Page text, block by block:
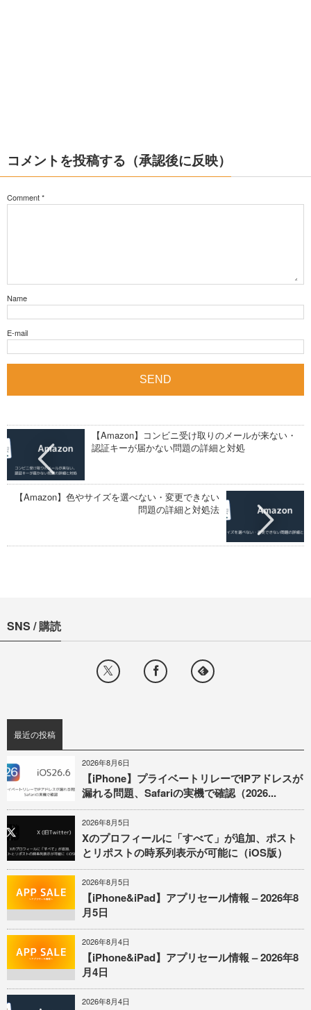
コメントを投稿する（承認後に反映）
Comment*
Name
E-mail
【Amazon】コンビニ受け取りのメールが来ない・
認証キーが届かない問題の詳細と対処
【Amazon】色やサイズを選べない・変更できない
問題の詳細と対処法
SNS / 購読
最近の投稿
2026年8月6日
【iPhone】プライベートリレーでIPアドレスが
漏れる問題、Safariの実機で確認（2026...
2026年8月5日
Xのプロフィールに「すべて」が追加、ポスト
とリポストの時系列表示が可能に（iOS版）
2026年8月5日
【iPhone&iPad】アプリセール情報 – 2026年8
月5日
2026年8月4日
【iPhone&iPad】アプリセール情報 – 2026年8
月4日
2026年8月4日